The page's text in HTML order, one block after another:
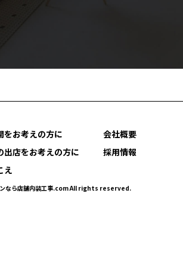
をお考えの方に
出店をお考えの方に
え
会社概要
採用情報
なら店舗内装工事.com All rights reserved.